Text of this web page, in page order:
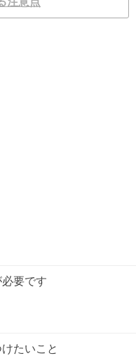
要です
たいこと